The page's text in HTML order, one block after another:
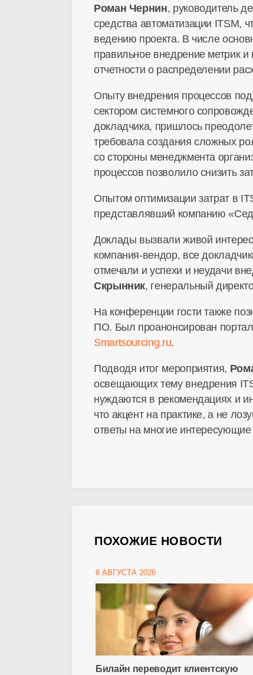
Роман Чернин, руководитель
средства автоматизации ITSM,
ведению проекта. В числе
правильное внедрение метрик
отчетности о распределении
Опыту внедрения процессов
сектором системного
докладчика, пришлось
требовала создания сложных
со стороны менеджмента
процессов позволило снизить
Опытом оптимизации затрат в
представлявший компанию
Доклады вызвали живой
компания-вендор, все
отмечали и успехи и неудачи
Скрынник, генеральный
На конференции гости также
ПО. Был проанонсирован
Smartsourcing.ru.
Подводя итог мероприятия,
освещающих тему внедрения
нуждаются в рекомендациях и
что акцент на практике, а не
ответы на многие
ПОХОЖИЕ НОВОСТИ
6 АВГУСТА 2026
Билайн переводит клиентскую